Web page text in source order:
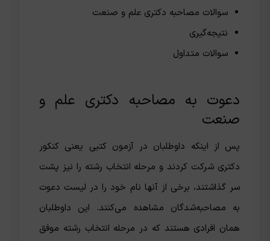
سوالات مصاحبه دکتری علم و صنعت
نتیجه‌گیری
سوالات متداول
دعوت به مصاحبه دکتری علم و
صنعت
پس از اینکه داوطلبان در آزمون کتبی یعنی کنکور
دکتری شرکت کردند و مرحله انتخاب رشته را نیز پشت
سر گذاشتند، برخی از آنها نام خود را در لیست دعوت
به مصاحبه‌شدگان مشاهده می‌کنند. این داوطلبان
همان افرادی هستند که در مرحله انتخاب رشته موفق